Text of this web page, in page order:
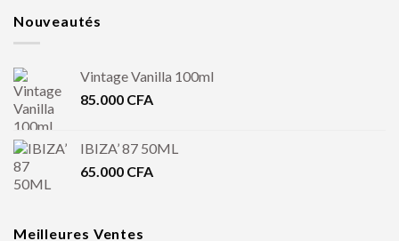
Nouveautés
Vintage Vanilla 100ml
85.000 CFA
IBIZA’ 87 50ML
65.000 CFA
Meilleures Ventes